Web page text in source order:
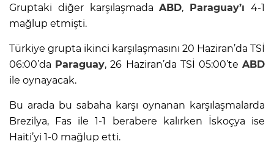
Gruptaki diğer karşılaşmadaABD, Paraguay’ı 4-1
mağlup etmişti.
Türkiye grupta ikinci karşılaşmasını 20 Haziran’da TSİ
06:00’da Paraguay, 26 Haziran’da TSİ 05:00’teABD
ile oynayacak.
Bu arada bu sabaha karşı oynanan karşılaşmalarda
Brezilya, Fas ile 1-1 berabere kalırken İskoçya ise
Haiti’yi 1-0 mağlup etti.